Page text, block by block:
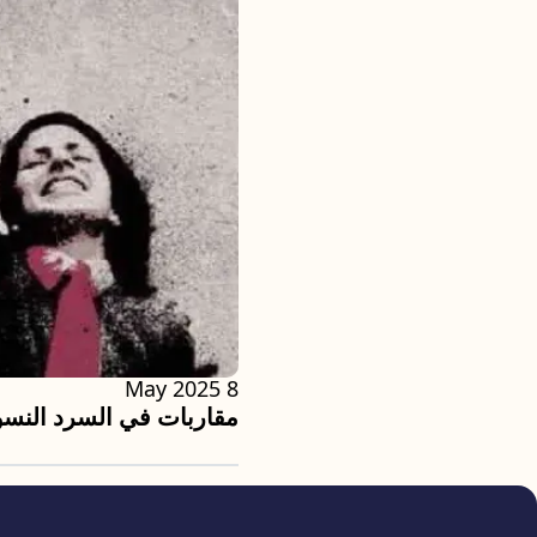
مقاربات في السرد
8 May 2025